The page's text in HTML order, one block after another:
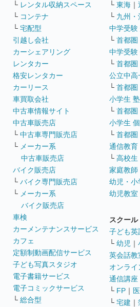
└ レンタル収納スペース
└ コンテナ
└ 宅配型
引越し会社
カーシェアリング
レンタカー
格安レンタカー
カーリース
車買取会社
中古車情報サイト
中古車販売店
└ 中古車専門販売店
└ メーカー系
中古車販売店
バイク販売店
└ バイク専門販売店
└ メーカー系
バイク販売店
車検
カーメンテナンスサービス
カフェ
定額制動画配信サービス
子ども写真スタジオ
電子書籍サービス
電子コミックサービス
└ 総合型
└ 東海 ｜
└ 九州・
中学受験
└ 首都圏
中学受験
└ 首都圏
公立中高
└ 首都圏
小学生 塾
└ 首都圏
小学生
└ 首都圏
通信教育
└ 高校生
家庭教師
幼児・小
幼児教室
スクール
子ども英
└ 幼児 ｜
英会話教
オンラ
通信講座
└ FP ｜
└ 宅建 ｜